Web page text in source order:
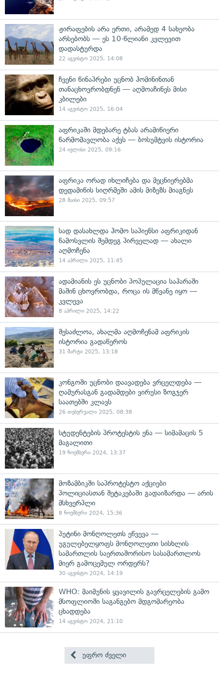
ჟირაფების არა ერთი, არამედ 4 სახეობა
არსებობს — ეს 10-წლიანი კვლევით
დადასტურდა
22 აგვისტო 2025, 14:08
ჩვენი წინაპრები უცნობ ჰომინინთან
თანაცხოვრობდნენ — აღმოაჩინეს მისი
კბილები
14 აგვისტო 2025, 16:04
აფრიკაში მდებარე ტბას არამიწიერი
წარმომავლობა აქვს — ბოსუმტვის ისტორია
24 ივლისი 2025, 09:16
აფრიკა ორად იხლიჩება და მეცნიერებმა
დედამიწის სიღრმეში ამის მიზეზს მიაგნეს
28 მაისი 2025, 09:57
სად დასახლდა ჰომო საპიენსი აფრიკიდან
წამოსვლის შემდეგ პირველად — ახალი
აღმოჩენა
14 აპრილი 2025, 11:45
ადამიანის ეს უცნობი პოპულაცია საჰარაში
მაშინ ცხოვრობდა, როცა ის მწვანე იყო —
კვლევა
8 აპრილი 2025, 14:22
შესაძლოა, ახალმა აღმოჩენამ აფრიკის
ისტორია გადაწეროს
31 მარტი 2025, 13:18
კონგოში უცნობი დაავადება ვრცელდება —
ღამურასგან გადამდები ვირუსი ზოგჯერ
საათებში კლავს
26 თებერვალი 2025, 08:38
სტუდენტების პროტესტის ენა — სიმამაცის 5
მაგალითი
19 ნოემბერი 2024, 13:37
მოზამბიკში საპროტესტო აქციები
პოლიციასთან შეტაკებაში გადაიზარდა — არის
მსხვერპლი
8 ნოემბერი 2024, 15:36
პუტინი მონღოლეთს ეწვევა —
უგულებელყოფს მონღოლეთი სისხლის
სამართლის საერთაშორისო სასამართლოს
მიერ გამოცემულ ორდერს?
30 აგვისტო 2024, 14:19
WHO: მაიმუნის ყვავილის გავრცელების გამო
მსოფლიოში საგანგებო მდგომარეობა
ცხადდება
14 აგვისტო 2024, 21:10
უფრო ძველი